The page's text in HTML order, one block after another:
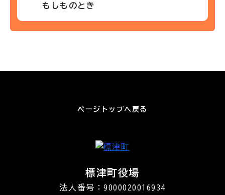
もしものとき
ページトップへ戻る
標津町役場
法人番号：9000020016934